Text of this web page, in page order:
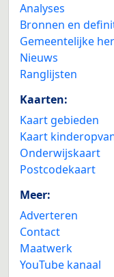
Analyses
Bronnen en
Gemeentelijke
Nieuws
Ranglijsten
Kaarten:
Kaart gebieden
Kaart
Onderwijskaart
Postcodekaart
Meer:
Adverteren
Contact
Maatwerk
YouTube kanaal